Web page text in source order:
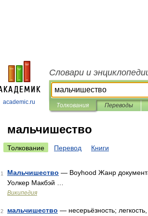
academic.ru
Словари и
Толкования Переводы
мальчишество
Толкование Перевод Книги
1 Мальчишество — Boyhood Жанр
Уолкер Макбэй …
Википедия
2 мальчишество — несерьёзность;